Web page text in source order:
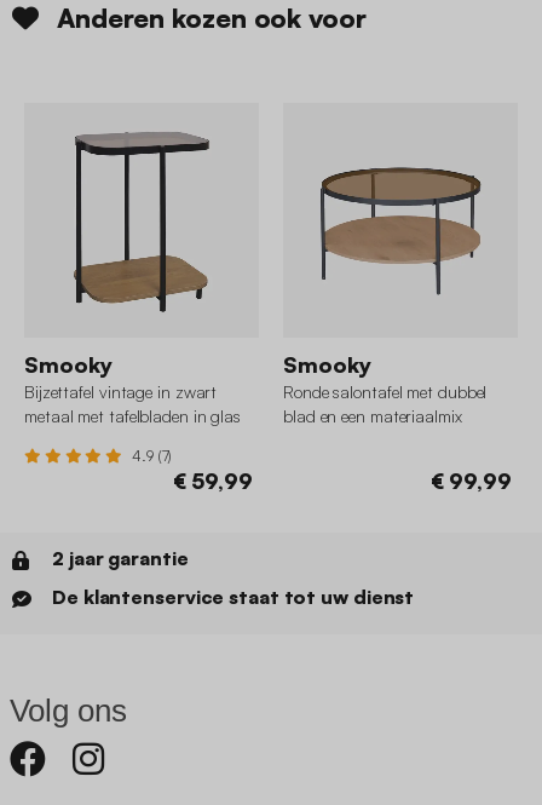
Anderen kozen ook voor
Smooky
Bijzettafel vintage in zwart
metaal met tafelbladen in glas
4.9 (7)
€ 59,99
Smooky
Ronde salontafel met dubbel
blad en een materiaalmix
€ 99,99
2 jaar garantie
De klantenservice staat tot uw dienst
Volg ons